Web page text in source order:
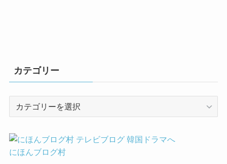
カテゴリー
リ
ー
にほんブログ村